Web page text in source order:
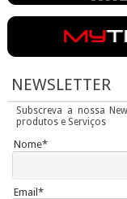
NEWSLETTER
Subscreva a nossa
produtos e Serviços
Nome*
Email*